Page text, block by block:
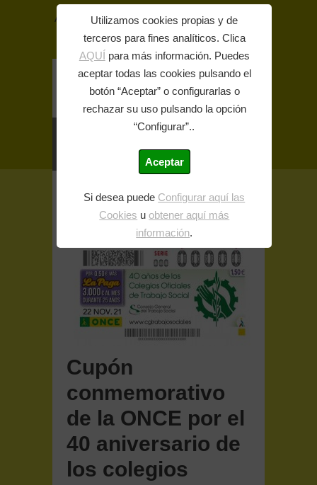
Utilizamos cookies propias y de
terceros para fines analíticos. Clica
AQUÍ para más información. Puedes
aceptar todas las cookies pulsando el
botón “Aceptar” o configurarlas o
rechazar su uso pulsando la opción
“Configurar”..
Aceptar
Si desea puede Configurar aquí las
Cookies uobtener aquí más
información.
Acceso colegiados
A
Inicio>> Comunicación y Difusión >> Cupón
conmemorativo de la ONCE por el 40
aniversario de los colegios profesionales de
Cupón
conmemorativo
de la ONCE por el
40 aniversario de
los colegios